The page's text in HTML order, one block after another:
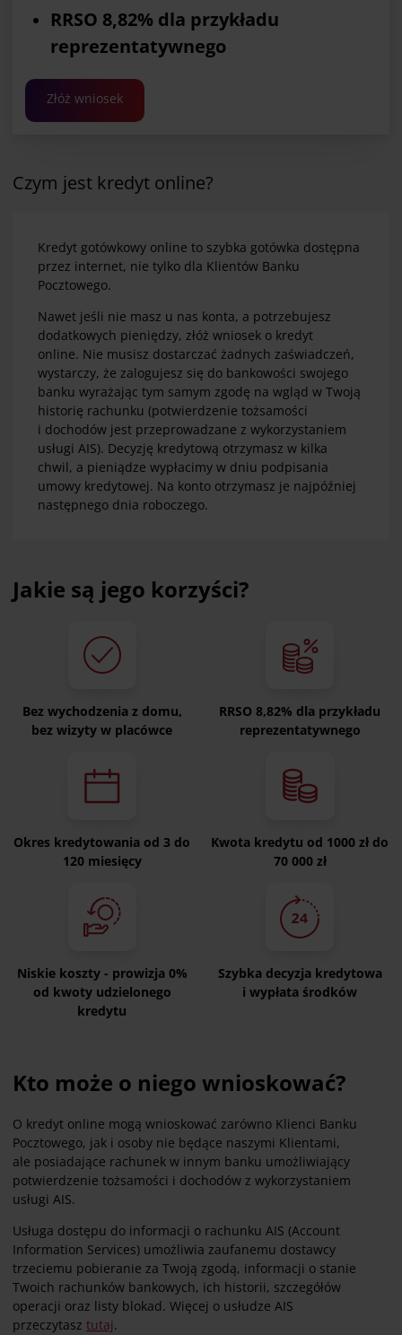
RRSO 8,82% dla przykładu
reprezentatywnego
Złóż wniosek
Czym jest kredyt online?
Kredyt gotówkowy online to szybka gotówka dostępna
przez internet, nie tylko dla Klientów Banku
Pocztowego.
Nawet jeśli nie masz u nas konta, a potrzebujesz
dodatkowych pieniędzy, złóż wniosek o kredyt
online. Nie musisz dostarczać żadnych zaświadczeń,
wystarczy, że zalogujesz się do bankowości swojego
banku wyrażając tym samym zgodę na wgląd w Twoją
historię rachunku (potwierdzenie tożsamości
i dochodów jest przeprowadzane z wykorzystaniem
usługi AIS). Decyzję kredytową otrzymasz w kilka
chwil, a pieniądze wypłacimy w dniu podpisania
umowy kredytowej. Na konto otrzymasz je najpóźniej
następnego dnia roboczego.
Jakie są jego korzyści?
Bez wychodzenia z domu,
bez wizyty w placówce
RRSO 8,82% dla przykładu
reprezentatywnego
Okres kredytowania od 3 do
120 miesięcy
Kwota kredytu od 1000 zł do
70 000 zł
Niskie koszty - prowizja 0%
od kwoty udzielonego
kredytu
Szybka decyzja kredytowa
i wypłata środków
Kto może o niego wnioskować?
O kredyt online mogą wnioskować zarówno Klienci Banku
Pocztowego, jak i osoby nie będące naszymi Klientami,
ale posiadające rachunek w innym banku umożliwiający
potwierdzenie tożsamości i dochodów z wykorzystaniem
usługi AIS.
Usługa dostępu do informacji o rachunku AIS (Account
Information Services) umożliwia zaufanemu dostawcy
trzeciemu pobieranie za Twoją zgodą, informacji o stanie
Twoich rachunków bankowych, ich historii, szczegółów
operacji oraz listy blokad. Więcej o usłudze AIS
przeczytasz tutaj.